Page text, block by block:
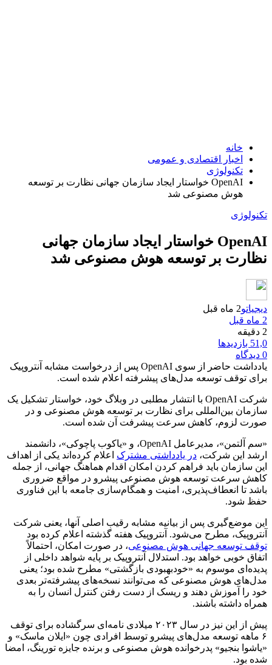
خانه
اخبار اقتصادی و عمومی
تکنولوژی
OpenAI خواستار ایجاد سازمان جهانی نظارت بر توسعه
هوش مصنوعی شد
تکنولوژی
OpenAI خواستار ایجاد سازمان جهانی
نظارت بر توسعه هوش مصنوعی شد
دیجیاتو2 ماه قبل
2 ماه قبل
2 دقیقه
51,0 بازدیدها
0 دیدگاه
یادداشت حاضر از سوی OpenAI پس از درخواست مشابه آنتروپیک
برای توقف توسعه مدل‌های پیشرفته اعلام شده است.
شرکت OpenAI با انتشار مطلبی در وبلاگ خود، خواستار تشکیل یک
سازمان بین‌المللی برای نظارت بر توسعه هوش مصنوعی و در
صورت لزوم، کاهش سرعت پیشرفت آن شده است.
«سم آلتمن»، مدیرعامل OpenAI، و «یاکوب پاچوکی»، دانشمند
ارشد این شرکت، در یادداشتی مشترک اعلام کرده‌اند یکی از اهداف
این سازمان باید فراهم کردن امکان اقدام هماهنگ جهانی، از جمله
کاهش سرعت توسعه هوش مصنوعی پیشرو در مواقع ضروری
باشد تا انعطاف‌پذیری، امنیت و همگام‌سازی جامعه با این فناوری
حفظ شود.
این موضع‌گیری پس از بیانیه مشابه رقیب اصلی آنها، یعنی شرکت
آنتروپیک، مطرح می‌شود. آنتروپیک هفته گذشته اعلام کرده بود
توقف توسعه جهانی هوش مصنوعی، در صورت امکان، احتمالاً
اتفاق خوبی خواهد بود. استدلال آنتروپیک بر پایه شواهد داخلی از
پدیده‌ای موسوم به «خودبهبودی بازگشتی» مطرح شده بود؛ یعنی
مدل‌های هوش مصنوعی که می‌توانند نسخه‌های پیشرفته‌تر بعدی
خود را آموزش دهند و ریسک از دست رفتن کنترل انسان را به
همراه داشته باشند.
پیش از این نیز در سال ۲۰۲۳ میلادی نامه‌ای سرگشاده برای توقف
۶ ماهه توسعه مدل‌های پیشرو توسط افرادی چون «ایلان ماسک» و
«یاشوا بنجیو» پدرخوانده هوش مصنوعی و برنده جایزه تورینگ، امضا
شده بود.